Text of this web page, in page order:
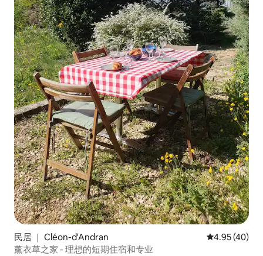
民居 ｜ Cléon-d'Andran 平均评分
4.95 (40)
薰衣草之家 - 理想的短期住宿和专业